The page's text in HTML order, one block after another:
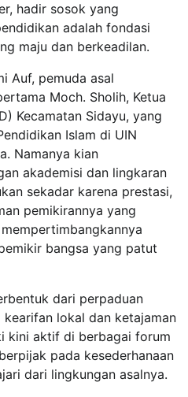
hadir sosok yang
adalah fondasi
maju dan berkeadilan.
Auf, pemuda asal
Moch. Sholih, Ketua
Kecamatan Sidayu, yang
Islam di UIN
Namanya kian
akademisi dan lingkaran
sekadar karena prestasi,
pemikirannya yang
bangsa yang patut
dari perpaduan
lokal dan ketajaman
kini aktif di berbagai forum
pada kesederhanaan
dari lingkungan asalnya.